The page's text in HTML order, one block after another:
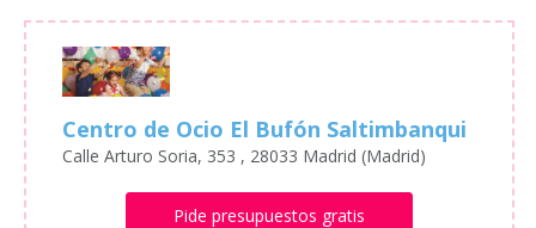
Centro de Ocio El Bufón Saltimbanqui
Calle Arturo Soria, 353 , 28033 Madrid (Madrid)
Pide presupuestos gratis